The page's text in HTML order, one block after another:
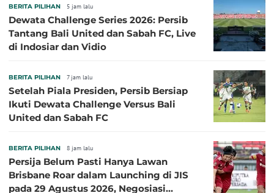
BERITA PILIHAN 5 jam lalu
Dewata Challenge Series 2026: Persib
Tantang Bali United dan Sabah FC, Live
di Indosiar dan Vidio
BERITA PILIHAN 7 jam lalu
Setelah Piala Presiden, Persib Bersiap
Ikuti Dewata Challenge Versus Bali
United dan Sabah FC
BERITA PILIHAN 8 jam lalu
Persija Belum Pasti Hanya Lawan
Brisbane Roar dalam Launching di JIS
pada 29 Agustus 2026, Negosiasi